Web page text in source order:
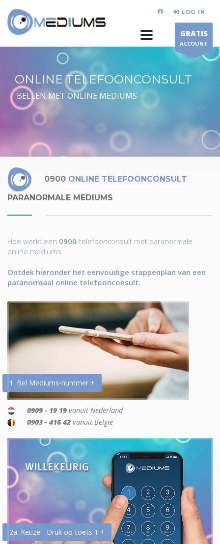
LOG IN
GRATIS
ACCOUNT
ONLINE TELEFOONCONSULT
BELLEN MET ONLINE MEDIUMS
0900 ONLINE TELEFOONCONSULT
PARANORMALE MEDIUMS
Hoe werkt een 0900-telefoonconsult met paranormale
online mediums.
Ontdek hieronder het eenvoudige stappenplan van een
paranormaal online telefoonconsult.
1. Bel Mediums-nummer +
0909 - 19 19 vanuit Nederland
0903 - 416 42 vanuit België
2a. Keuze - Druk op toets 1 +